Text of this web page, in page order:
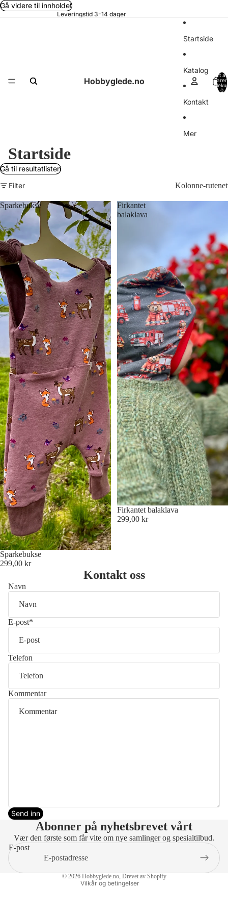
Gå videre til innholdet
Leveringstid 3-14 dager
Hobbyglede.no
Startside
Katalog
Kontakt
Mer
Totalt
varer
0
Startside
Gå til resultatlisten
Filter
Kolonne-
Sparkebukse
Sparkebukse
299,00 kr
Firkantet
balaklava
Firkantet balaklava
299,00 kr
Kontakt oss
Navn
E-post*
Telefon
Kommentar
Send inn
Abonner på nyhetsbrevet vårt
Vær den første som får vite om nye samlinger og spesialtilbud.
E-post
© 2026 Hobbyglede.no, Drevet av Shopify
Vilkår og betingelser